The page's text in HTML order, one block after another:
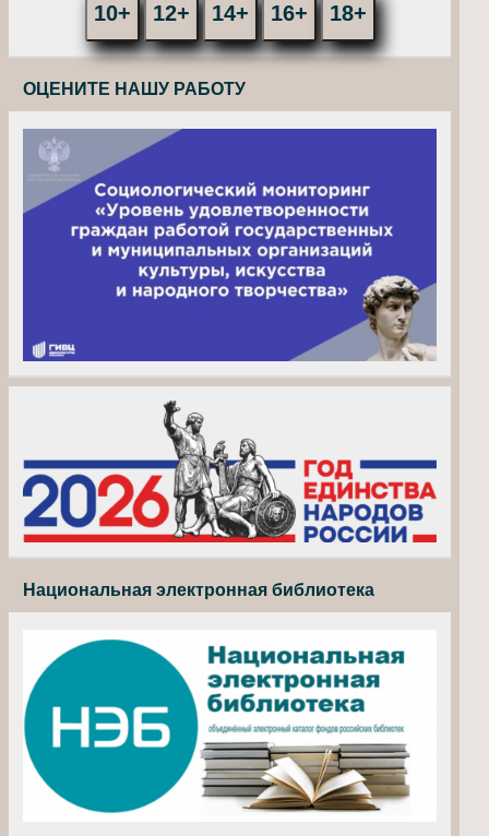
10+ 12+ 14+ 16+ 18+
ОЦЕНИТЕ НАШУ РАБОТУ
Национальная электронная библиотека